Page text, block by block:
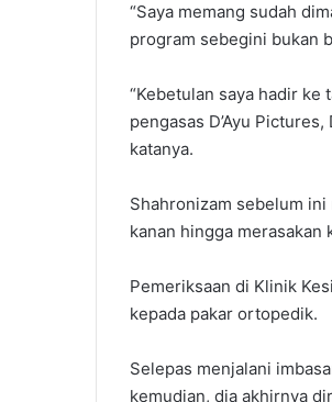
“Saya memang sudah
program sebegini bukan
“Kebetulan saya hadir ke
pengasas D’Ayu
katanya.
Shahronizam sebelum
kanan hingga merasakan
Pemeriksaan di Klinik
kepada pakar ortopedik.
Selepas menjalani
kemudian, dia akhirnya